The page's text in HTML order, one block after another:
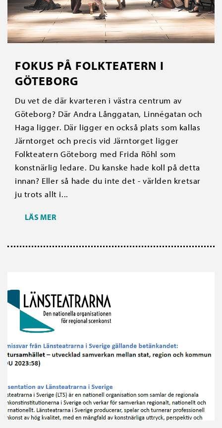
FOKUS PÅ FOLKTEATERN I
GÖTEBORG
Du vet de där kvarteren i västra centrum av
Göteborg? Där Andra Långgatan, Linnégatan och
Haga ligger. Där ligger en också plats som kallas
Järntorget och precis vid Järntorget ligger
Folkteatern Göteborg med Frida Röhl som
konstnärlig ledare. Du kanske hade koll på detta
innan? Eller så hade du inte det - världen kretsar
ju trots allt i...
LÄS MER